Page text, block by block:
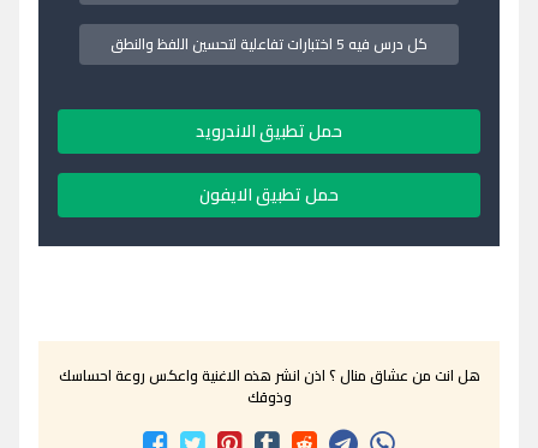
كل درس فيه 5 اختبارات تفاعلية لتحسين اللفظ والنطق
حمل تطبيق الاندرويد
حمل تطبيق الايفون
هل انت من عشاق منال ؟ اذن انشر هذه الاغنية واعكس روعة احساسك
وذوقك